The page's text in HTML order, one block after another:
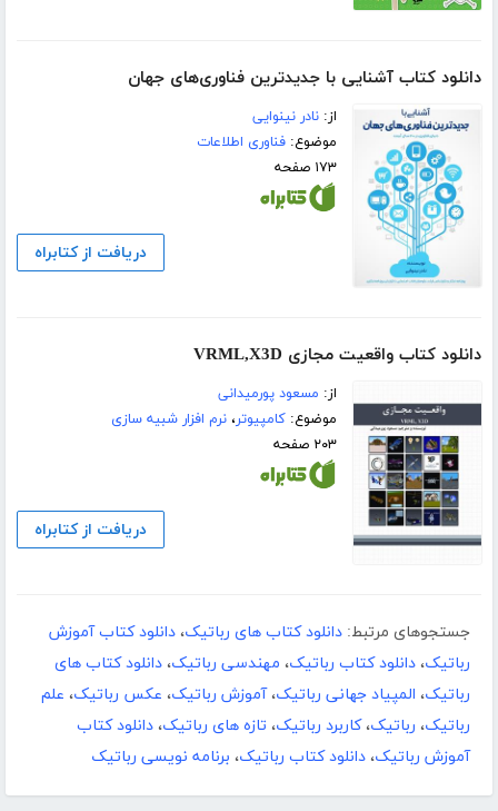
دانلود کتاب آشنایی با جدیدترین فناوری‌های جهان
از:نادر نینوایی
موضوع:فناوری اطلاعات
۱۷۳ صفحه
دریافت از کتابراه
دانلود کتاب واقعیت مجازی VRML,X3D
از: مسعود پورمیدانی
موضوع:کامپیوتر،نرم افزار شبیه سازی
۲۰۳ صفحه
دریافت از کتابراه
جستجوهای مرتبط: دانلود کتاب های رباتیک، دانلود کتاب آموزش
رباتیک، دانلود کتاب رباتیک، مهندسی رباتیک، دانلود کتاب های
رباتیک، المپیاد جهانی رباتیک،آموزش رباتیک، عکس رباتیک، علم
رباتیک، رباتیک،کاربرد رباتیک، تازه های رباتیک، دانلود کتاب
آموزش رباتیک، دانلود کتاب رباتیک، برنامه نویسی رباتیک